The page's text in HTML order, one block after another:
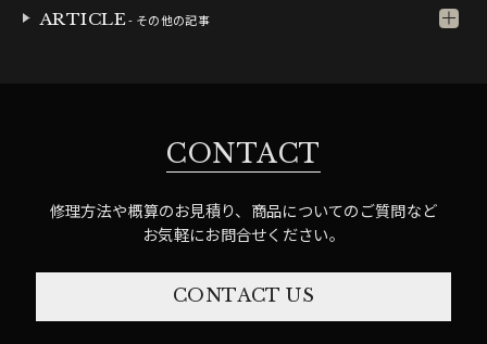
ARTICLE- その他の記事
CONTACT
修理方法や概算のお見積り、商品についてのご質問など
お気軽にお問合せください。
CONTACT US